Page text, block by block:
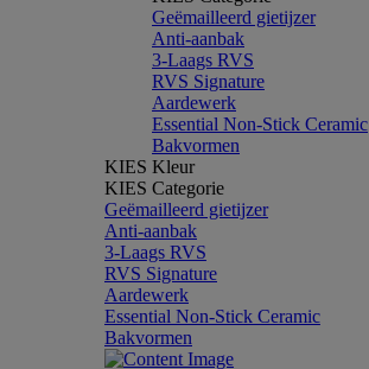
Geëmailleerd gietijzer
Anti-aanbak
3-Laags RVS
RVS Signature
Aardewerk
Essential Non-Stick Ceramic
Bakvormen
KIES Kleur
KIES Categorie
Geëmailleerd gietijzer
Anti-aanbak
3-Laags RVS
RVS Signature
Aardewerk
Essential Non-Stick Ceramic
Bakvormen